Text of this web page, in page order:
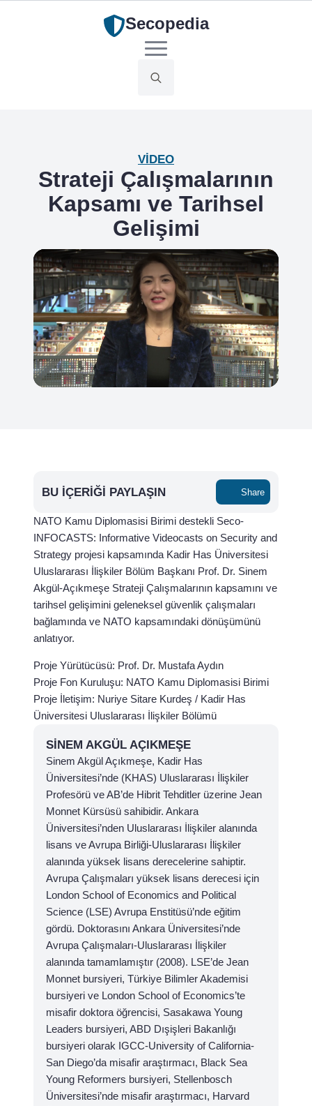
Secopedia
VIDEO
Strateji Çalışmalarının
Kapsamı ve Tarihsel
Gelişimi
BU İÇERIĞI PAYLAŞIN Share
NATO Kamu Diplomasisi Birimi destekli Seco-
INFOCASTS: Informative Videocasts on Security and
Strategy projesi kapsamında Kadir Has Üniversitesi
Uluslararası İlişkiler Bölüm Başkanı Prof. Dr. Sinem
Akgül-Açıkmeşe Strateji Çalışmalarının kapsamını ve
tarihsel gelişimini geleneksel güvenlik çalışmaları
bağlamında ve NATO kapsamındaki dönüşümünü
anlatıyor.
Proje Yürütücüsü: Prof. Dr. Mustafa Aydın
Proje Fon Kuruluşu: NATO Kamu Diplomasisi Birimi
Proje İletişim: Nuriye Sitare Kurdeş / Kadir Has
Üniversitesi Uluslararası İlişkiler Bölümü
SINEM AKGÜL AÇIKMEŞE
Sinem Akgül Açıkmeşe, Kadir Has
Üniversitesi’nde (KHAS) Uluslararası İlişkiler
Profesörü ve AB’de Hibrit Tehditler üzerine Jean
Monnet Kürsüsü sahibidir. Ankara
Üniversitesi’nden Uluslararası İlişkiler alanında
lisans ve Avrupa Birliği-Uluslararası İlişkiler
alanında yüksek lisans derecelerine sahiptir.
Avrupa Çalışmaları yüksek lisans derecesi için
London School of Economics and Political
Science (LSE) Avrupa Enstitüsü’nde eğitim
gördü. Doktorasını Ankara Üniversitesi’nde
Avrupa Çalışmaları-Uluslararası İlişkiler
alanında tamamlamıştır (2008). LSE’de Jean
Monnet bursiyeri, Türkiye Bilimler Akademisi
bursiyeri ve London School of Economics’te
misafir doktora öğrencisi, Sasakawa Young
Leaders bursiyeri, ABD Dışişleri Bakanlığı
bursiyeri olarak IGCC-University of California-
San Diego’da misafir araştırmacı, Black Sea
Young Reformers bursiyeri, Stellenbosch
Üniversitesi’nde misafir araştırmacı, Harvard